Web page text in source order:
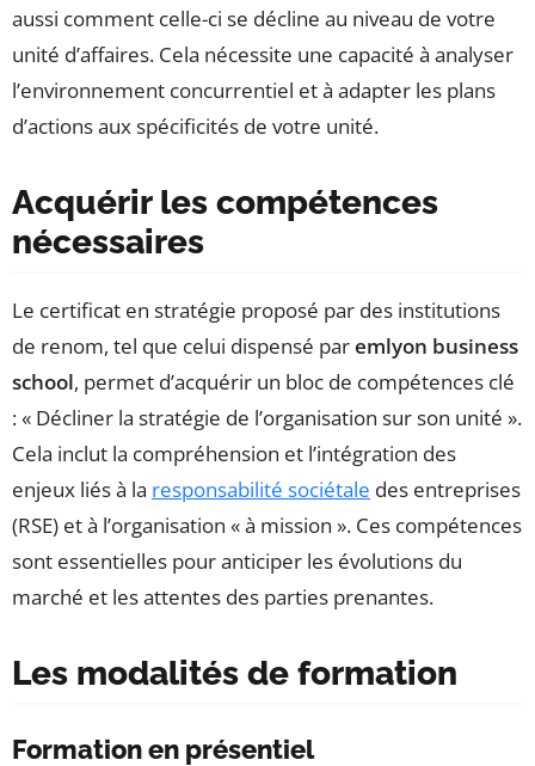
aussi comment celle-ci se décline au niveau de votre
unité d’affaires. Cela nécessite une capacité à analyser
l’environnement concurrentiel et à adapter les plans
d’actions aux spécificités de votre unité.
Acquérir les compétences
nécessaires
Le certificat en stratégie proposé par des institutions
de renom, tel que celui dispensé paremlyon business
school, permet d’acquérir un bloc de compétences clé
: « Décliner la stratégie de l’organisation sur son unité ».
Cela inclut la compréhension et l’intégration des
enjeux liés à la responsabilité sociétale des entreprises
(RSE) et à l’organisation « à mission ». Ces compétences
sont essentielles pour anticiper les évolutions du
marché et les attentes des parties prenantes.
Les modalités de formation
Formation en présentiel